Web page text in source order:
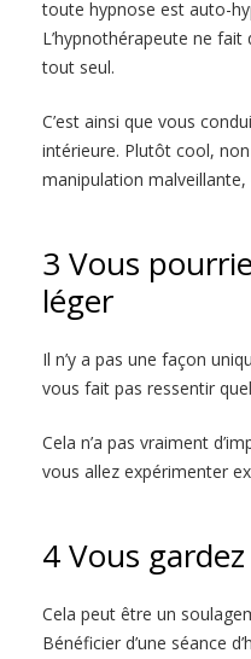
toute hypnose est auto-
L’hypnothérapeute ne
tout seul.
C’est ainsi que vous
intérieure. Plutôt cool, non
manipulation
3 Vous
léger
Il n’y a pas une façon
vous fait pas ressentir
Cela n’a pas vraiment
vous allez expérimenter
4 Vous
Cela peut être un
Bénéficier d’une séance